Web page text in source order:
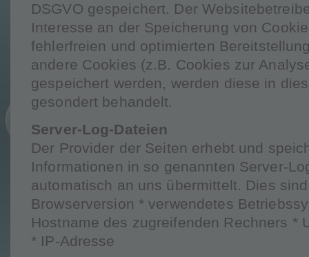
DSGVO gespeichert. Der
Interesse an der Speicherung von
fehlerfreien und optimierten
andere Cookies (z.B. Cookies zur
gespeichert werden, werden diese in
gesondert behandelt.
Server-Log-Dateien
Der Provider der Seiten erhebt und
Informationen in so genannten Server-
automatisch an uns übermittelt. Dies
Browserversion * verwendetes
Hostname des zugreifenden Rechners *
* IP-Adresse